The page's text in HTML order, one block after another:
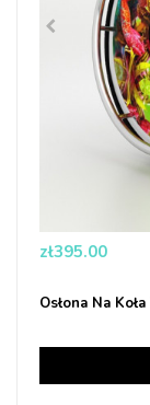
Price
zł395.00
Osłona Na